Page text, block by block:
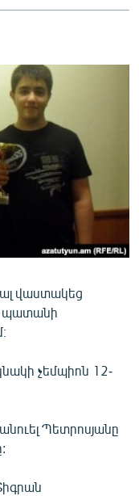
վաստակեց
պատանի
չեմպիոն 12-
Պետրոսյանը